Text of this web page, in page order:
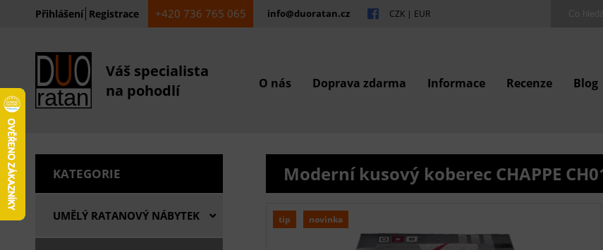
Přihlášení Registrace +420 736 765 065 info@duoratan.cz CZK | EUR
Váš specialista
na pohodlí
O nás Doprava zdarma Informace Recenze Blog
KATEGORIE
UMĚLÝ RATANOVÝ NÁBYTEK
Moderní kusový koberec CHAPPE
tip novinka